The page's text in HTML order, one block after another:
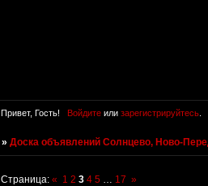
Привет, Гость! Войдитеили зарегистрируйтесь.
»Доска объявлений Солнцево, Ново-
Страница:« 1 2 3 4 5 … 17 »